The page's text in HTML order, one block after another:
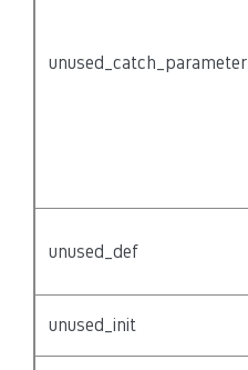
unused_catch_parameter
unused_def
unused_init